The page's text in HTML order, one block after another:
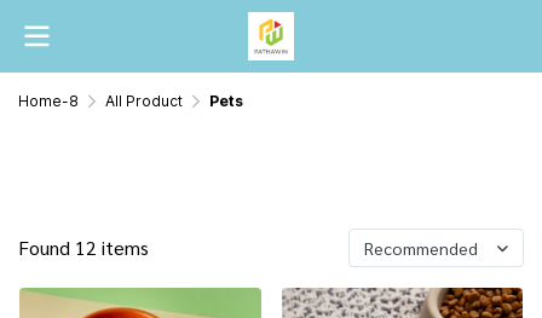
Home-8 All Product Pets
Found 12 items Recommended